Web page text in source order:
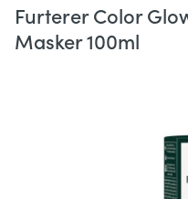
Furterer Color
Masker 100ml